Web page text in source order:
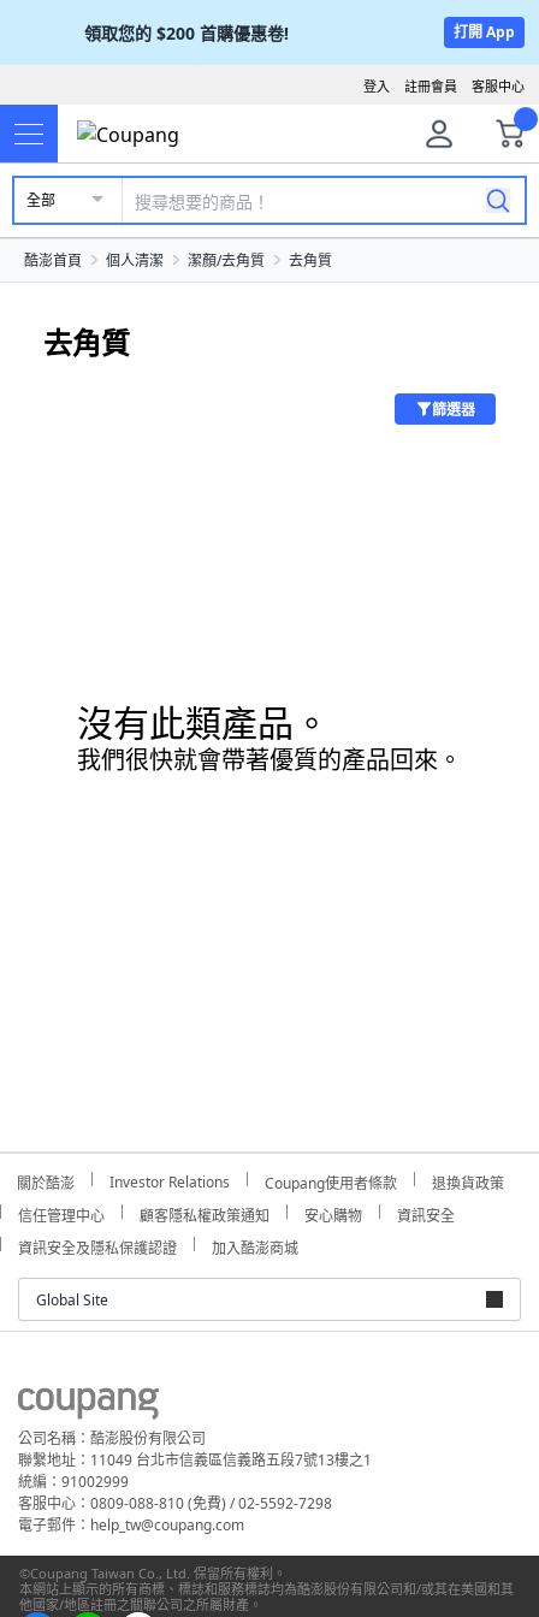
領取您的 $200 首購優惠卷! 打開 App
客服中心
註冊會員
登入
全部
酷澎首頁 個人清潔 潔顏/去角質 去角質
去角質
篩選器
沒有此類產品。
我們很快就會帶著優質的產品回來。
關於酷澎 Investor Relations Coupang使用者條款
退換貨政策
信任管理中心
顧客隱私權政策通知 安心購物
資訊安全
資訊安全及隱私保護認證
加入酷澎商城
Global Site
公司名稱：酷澎股份有限公司
聯繫地址：11049 台北市信義區信義路五段7號13樓之1
統編：91002999
客服中心：0809-088-810 (免費) / 02-5592-7298
電子郵件：help_tw@coupang.com
©Coupang Taiwan Co., Ltd. 保留所有權利。
本網站上顯示的所有商標、標誌和服務標誌均為酷澎股份有限公司和/或其在美國和其
他國家/地區註冊之關聯公司之所屬財產。